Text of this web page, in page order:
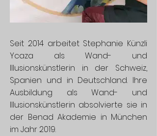
Seit 2014 arbeitet Stephanie Künzli
Ycaza als Wand- und
Illusionskünstlerin in der Schweiz,
Spanien und in Deutschland. Ihre
Ausbildung als Wand- und
Illusionskünstlerin absolvierte sie in
der Benad Akademie in München
im Jahr 2019.